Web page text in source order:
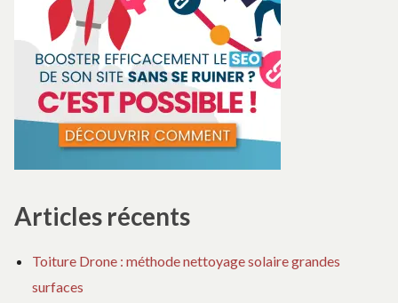
Articles récents
Toiture Drone : méthode nettoyage solaire grandes
surfaces